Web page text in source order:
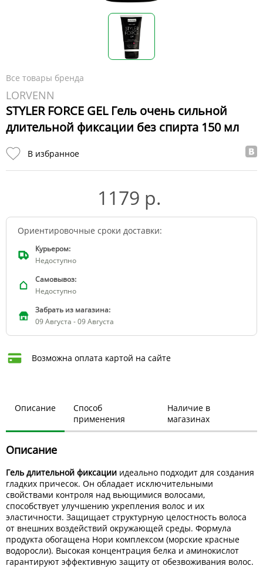
Все товары бренда
LORVENN
STYLER FORCE GEL Гель очень сильной
длительной фиксации без спирта 150 мл
В избранное
1179 р.
Ориентировочные сроки доставки:
Курьером:
Недоступно
Самовывоз:
Недоступно
Забрать из магазина:
09 Августа - 09 Августа
Возможна оплата картой на сайте
Описание
Способ
применения
Наличие в
магазинах
Описание
Гель длительной фиксации идеально подходит для создания
гладких причесок. Он обладает исключительными
свойствами контроля над вьющимися волосами,
способствует улучшению укрепления волос и их
эластичности. Защищает структурную целостность волоса
от внешних воздействий окружающей среды. Формула
продукта обогащена Нори комплексом (морские красные
водоросли). Высокая концентрация белка и аминокислот
гарантируют эффективную защиту от обезвоживания волос.